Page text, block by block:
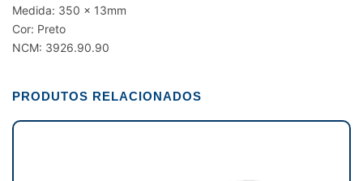
Medida: 350 x 13mm
Cor: Preto
NCM: 3926.90.90
PRODUTOS RELACIONADOS